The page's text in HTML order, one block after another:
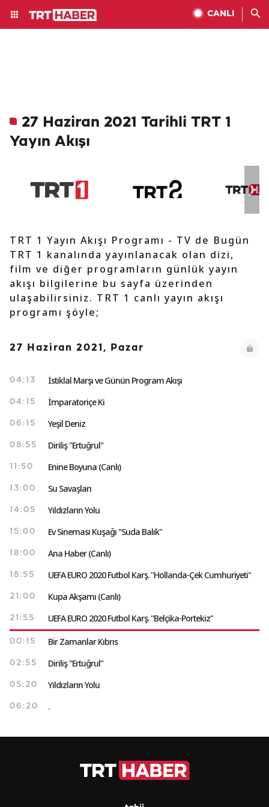
CANLI
27 Haziran 2021 Tarihli TRT 1
Yayın Akışı
TRT 1 Yayın Akışı Programı - TV de Bugün
TRT 1 kanalında yayınlanacak olan dizi,
film ve diğer programların günlük yayın
akışı bilgilerine bu sayfa üzerinden
ulaşabilirsiniz. TRT 1 canlı yayın akışı
programı şöyle;
27 Haziran 2021, Pazar
04:13 İstiklal Marşı ve Günün Program Akışı
04:15 İmparatoriçe Ki
06:15 Yeşil Deniz
08:55 Diriliş "Ertuğrul"
11:50 Enine Boyuna (Canlı)
13:00 Su Savaşları
14:05 Yıldızların Yolu
15:00 Ev Sineması Kuşağı "Suda Balık"
18:00 Ana Haber (Canlı)
18:55 UEFA EURO 2020 Futbol Karş. "Hollanda-Çek Cumhuriyeti"
21:00 Kupa Akşamı (Canlı)
21:55 UEFA EURO 2020 Futbol Karş. "Belçika-Portekiz"
00:15 Bir Zamanlar Kıbrıs
02:55 Diriliş "Ertuğrul"
05:20 Yıldızların Yolu
06:20 .